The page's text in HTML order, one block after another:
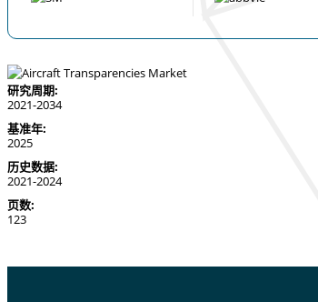
研究周期:
2021-2034
基准年:
2025
历史数据:
2021-2024
页数:
123